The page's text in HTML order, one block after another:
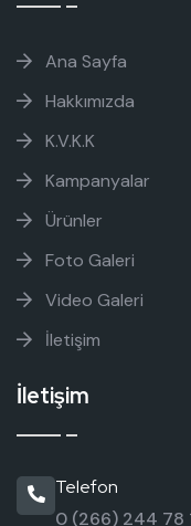
Ana Sayfa
Hakkımızda
K.V.K.K
Kampanyalar
Ürünler
Foto Galeri
Video Galeri
İletişim
İletişim
Telefon
0 (266) 244 78